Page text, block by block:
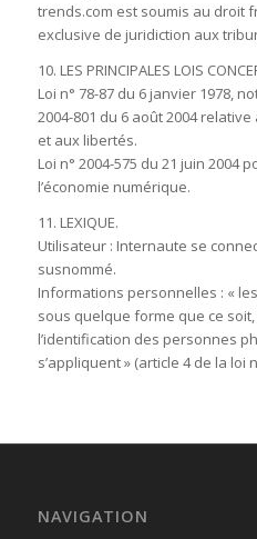
trends.com est soumis au droit
exclusive de juridiction aux
10. LES PRINCIPALES LOIS
Loi n° 78-87 du 6 janvier 1978,
2004-801 du 6 août 2004
et aux libertés.
Loi n° 2004-575 du 21 juin 2004
l’économie numérique.
11. LEXIQUE.
Utilisateur : Internaute se
susnommé.
Informations personnelles : «
sous quelque forme que ce
l’identification des personnes
s’appliquent » (article 4 de la loi
NAVIGATION